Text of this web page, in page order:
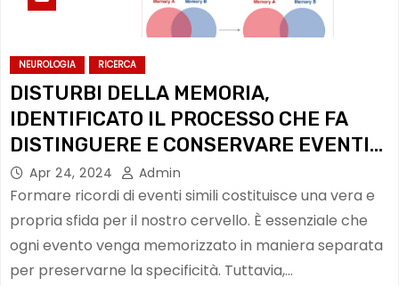
NEUROLOGIA RICERCA
DISTURBI DELLA MEMORIA,
IDENTIFICATO IL PROCESSO CHE FA
DISTINGUERE E CONSERVARE EVENTI
SIMILI AL CERVELLO
Apr 24, 2024 Admin
Formare ricordi di eventi simili costituisce una vera e
propria sfida per il nostro cervello. È essenziale che
ogni evento venga memorizzato in maniera separata
per preservarne la specificità. Tuttavia,…